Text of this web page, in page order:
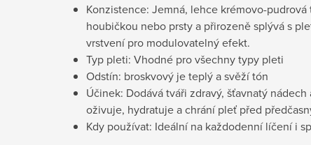
Konzistence: Jemná, lehce krémovo-
houbičkou nebo prsty a přirozeně splývá s
vrstvení pro modulovatelný efekt.
Typ pleti: Vhodné pro všechny typy pleti
Odstín: broskvový je teplý a svěží tón
Účinek: Dodává tváři zdravý, šťavnatý
oživuje, hydratuje a chrání pleť před
Kdy používat: Ideální na každodenní líčení i